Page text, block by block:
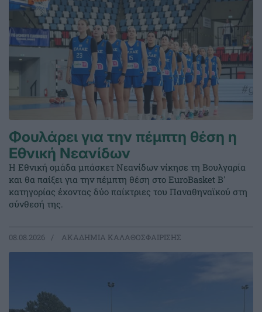
Φουλάρει για την πέμπτη θέση η
Εθνική Νεανίδων
Η Εθνική ομάδα μπάσκετ Νεανίδων νίκησε τη Βουλγαρία
και θα παίξει για την πέμπτη θέση στο EuroBasket Β'
κατηγορίας έχοντας δύο παίκτριες του Παναθηναϊκού στη
σύνθεσή της.
08.08.2026 ΑΚΑΔΗΜΙΑ ΚΑΛΑΘΟΣΦΑΙΡΙΣΗΣ